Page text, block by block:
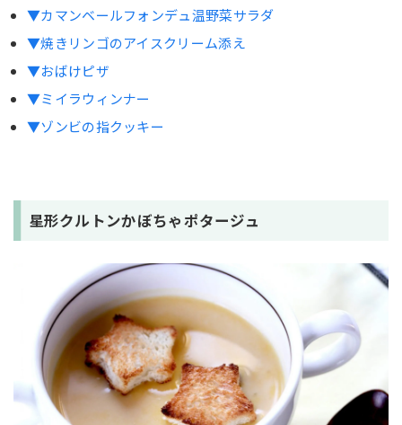
▼カマンベールフォンデュ温野菜サラダ
▼焼きリンゴのアイスクリーム添え
▼おばけピザ
▼ミイラウィンナー
▼ゾンビの指クッキー
星形クルトンかぼちゃポタージュ